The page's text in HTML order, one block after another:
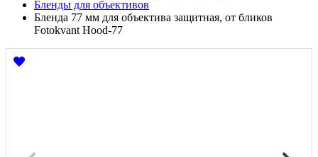
Бленды для объективов
Бленда 77 мм для объектива защитная, от бликов
Fotokvant Hood-77